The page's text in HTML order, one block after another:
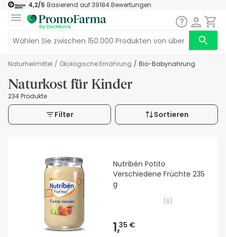
4,2/5 Basierend auf39184Bewertungen
Naturheilmittel / Ökologische Ernährung / Bio-Babynahrung
Naturkost für Kinder
234 Produkte
Filter Sortieren
Nutribén Potito
Verschiedene Früchte 235
g
(6)
1,35 €